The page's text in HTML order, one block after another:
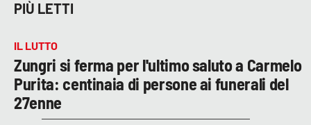
PIÙ LETTI
IL LUTTO
Zungri si ferma per l'ultimo saluto a Carmelo
Purita: centinaia di persone ai funerali del
27enne